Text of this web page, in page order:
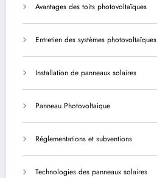
Avantages des toits photovoltaïques
Entretien des systèmes photovoltaïques
Installation de panneaux solaires
Panneau Photovoltaique
Réglementations et subventions
Technologies des panneaux solaires